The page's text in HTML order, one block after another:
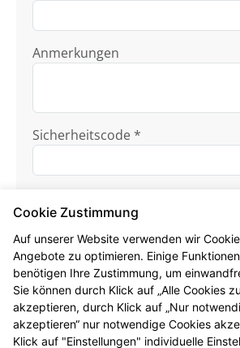
Anmerkungen
Sicherheitscode *
Ich habe die
Kenntnis genommen.
Formular jetzt absenden
Cookie Zustimmung
Auf unserer Website verwenden wir
Angebote zu optimieren. Einige
benötigen Ihre Zustimmung, um
Sie können durch Klick auf „Alle Cookies
akzeptieren, durch Klick auf „Nur
akzeptieren“ nur notwendige Cookies
Klick auf "Einstellungen" individuelle